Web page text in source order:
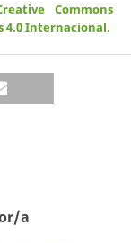
Commons
4.0 Internacional.
a